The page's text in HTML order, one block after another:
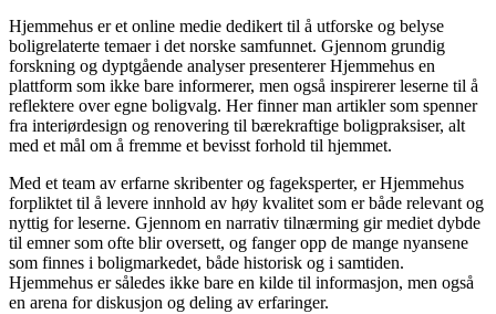
Hjemmehus er et online medie dedikert til å utforske og belyse
boligrelaterte temaer i det norske samfunnet. Gjennom grundig
forskning og dyptgående analyser presenterer Hjemmehus en
plattform som ikke bare informerer, men også inspirerer leserne til å
reflektere over egne boligvalg. Her finner man artikler som spenner
fra interiørdesign og renovering til bærekraftige boligpraksiser, alt
med et mål om å fremme et bevisst forhold til hjemmet.
Med et team av erfarne skribenter og fageksperter, er Hjemmehus
forpliktet til å levere innhold av høy kvalitet som er både relevant og
nyttig for leserne. Gjennom en narrativ tilnærming gir mediet dybde
til emner som ofte blir oversett, og fanger opp de mange nyansene
som finnes i boligmarkedet, både historisk og i samtiden.
Hjemmehus er således ikke bare en kilde til informasjon, men også
en arena for diskusjon og deling av erfaringer.